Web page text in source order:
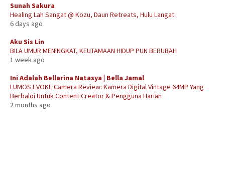
Sunah Sakura
Healing Lah Sangat @ Kozu, Daun Retreats, Hulu Langat
6 days ago
Aku Sis Lin
BILA UMUR MENINGKAT, KEUTAMAAN HIDUP PUN BERUBAH
1 week ago
Ini Adalah Bellarina Natasya | Bella Jamal
LUMOS EVOKE Camera Review: Kamera Digital Vintage 64MP Yang
Berbaloi Untuk Content Creator & Pengguna Harian
2 months ago